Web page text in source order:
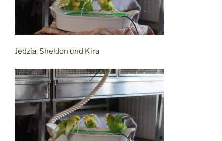
Jedzia, Sheldon und Kira